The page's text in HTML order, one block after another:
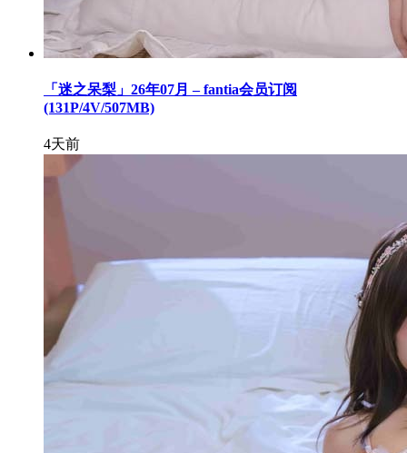
「迷之呆梨」26年07月 – fantia会员订阅
(131P/4V/507MB)
4天前